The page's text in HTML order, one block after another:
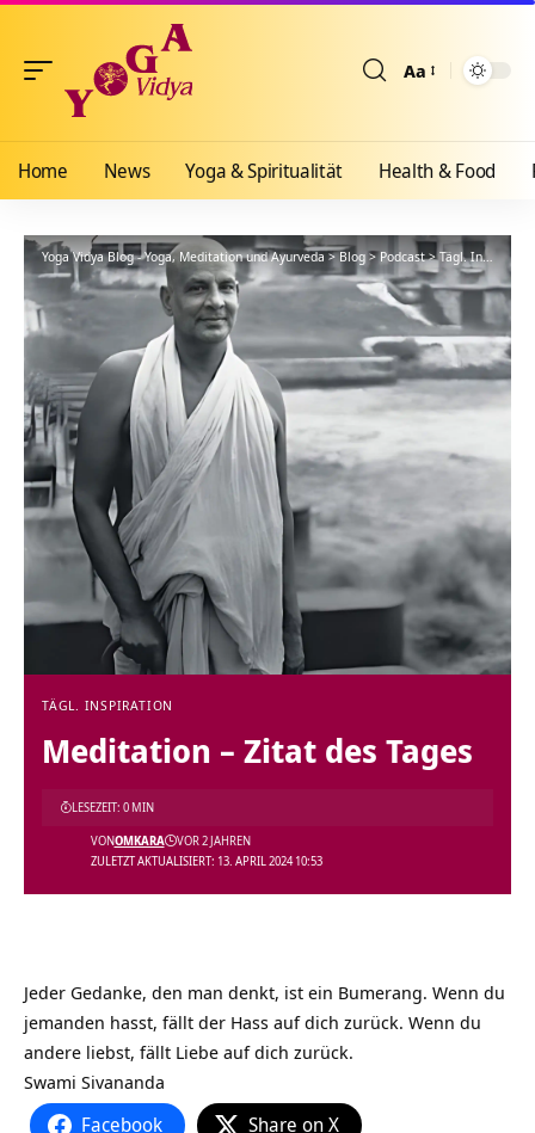
Aa
Home News Yoga & Spiritualität Health & Food
Yoga Vidya Blog - Yoga, Meditation und Ayurveda>Blog >Podcast>Tägl. Inspiration
TÄGL. INSPIRATION
Meditation – Zitat des Tages
ZULETZT AKTUALISIERT: 13. APRIL 2024 10:53
VONOMKARA VOR 2 JAHREN
LESEZEIT: 0 MIN
Jeder Gedanke, den man denkt, ist ein Bumerang. Wenn du
jemanden hasst, fällt der Hass auf dich zurück. Wenn du
andere liebst, fällt Liebe auf dich zurück.
Swami Sivananda
Facebook Share on X